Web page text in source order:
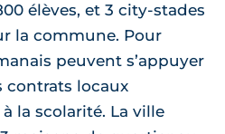
élèves, et 3 city-stades
la commune. Pour
peuvent s’appuyer
contrats locaux
la scolarité. La ville